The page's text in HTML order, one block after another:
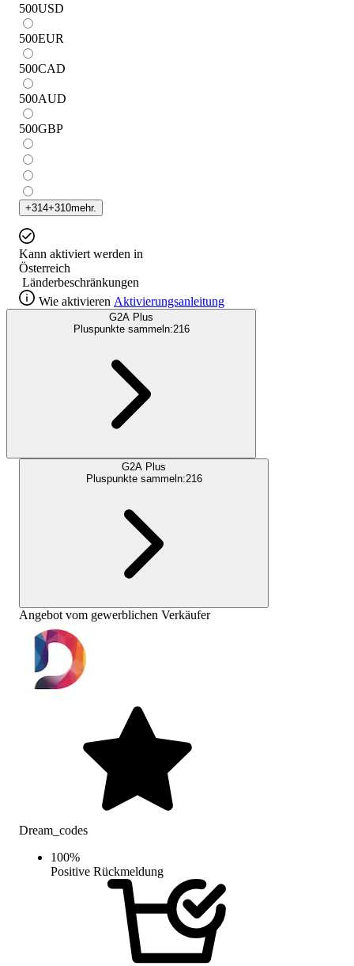
500USD
500EUR
500CAD
500AUD
500GBP
+314+310mehr.
Kann aktiviert werden in
Österreich
Länderbeschränkungen
Wie aktivieren Aktivierungsanleitung
G2A Plus
Pluspunkte sammeln:216
G2A Plus
Pluspunkte sammeln:216
Angebot vom gewerblichen Verkäufer
Dream_codes
100%
Positive Rückmeldung